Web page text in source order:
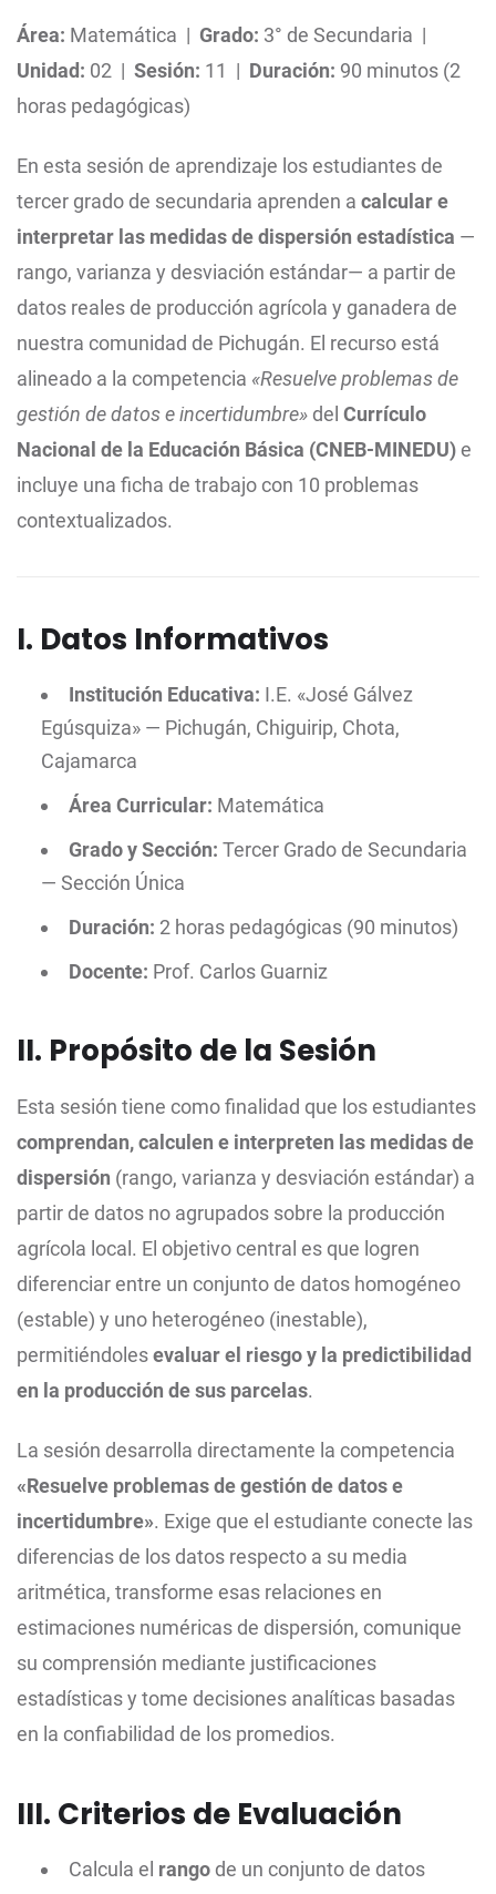
Área: Matemática | Grado: 3° de Secundaria |
Unidad: 02 | Sesión: 11 | Duración: 90 minutos (2
horas pedagógicas)
En esta sesión de aprendizaje los estudiantes de
tercer grado de secundaria aprenden a calcular e
interpretar las medidas de dispersión estadística —
rango, varianza y desviación estándar— a partir de
datos reales de producción agrícola y ganadera de
nuestra comunidad de Pichugán. El recurso está
alineado a la competencia «Resuelve problemas de
gestión de datos e incertidumbre» del Currículo
Nacional de la Educación Básica (CNEB-MINEDU)e
incluye una ficha de trabajo con 10 problemas
contextualizados.
I. Datos Informativos
Institución Educativa: I.E. «José Gálvez
Egúsquiza» — Pichugán, Chiguirip, Chota,
Cajamarca
Área Curricular: Matemática
Grado y Sección: Tercer Grado de Secundaria
— Sección Única
Duración: 2 horas pedagógicas (90 minutos)
Docente: Prof. Carlos Guarniz
II. Propósito de la Sesión
Esta sesión tiene como finalidad que los estudiantes
comprendan, calculen e interpreten las medidas de
dispersión (rango, varianza y desviación estándar) a
partir de datos no agrupados sobre la producción
agrícola local. El objetivo central es que logren
diferenciar entre un conjunto de datos homogéneo
(estable) y uno heterogéneo (inestable),
permitiéndolesevaluar el riesgo y la predictibilidad
en la producción de sus parcelas.
La sesión desarrolla directamente la competencia
«Resuelve problemas de gestión de datos e
incertidumbre». Exige que el estudiante conecte las
diferencias de los datos respecto a su media
aritmética, transforme esas relaciones en
estimaciones numéricas de dispersión, comunique
su comprensión mediante justificaciones
estadísticas y tome decisiones analíticas basadas
en la confiabilidad de los promedios.
III. Criterios de Evaluación
Calcula el rango de un conjunto de datos